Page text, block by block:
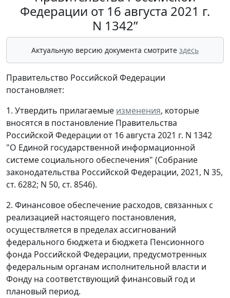
Федерации от 16 августа 2021 г.
N 1342”
Актуальную версию документа смотрите здесь
Правительство Российской Федерации
постановляет:
1. Утвердить прилагаемые изменения, которые
вносятся в постановление Правительства
Российской Федерации от 16 августа 2021 г. N 1342
"О Единой государственной информационной
системе социального обеспечения" (Собрание
законодательства Российской Федерации, 2021, N 35,
ст. 6282; N 50, ст. 8546).
2. Финансовое обеспечение расходов, связанных с
реализацией настоящего постановления,
осуществляется в пределах ассигнований
федерального бюджета и бюджета Пенсионного
фонда Российской Федерации, предусмотренных
федеральным органам исполнительной власти и
Фонду на соответствующий финансовый год и
плановый период.